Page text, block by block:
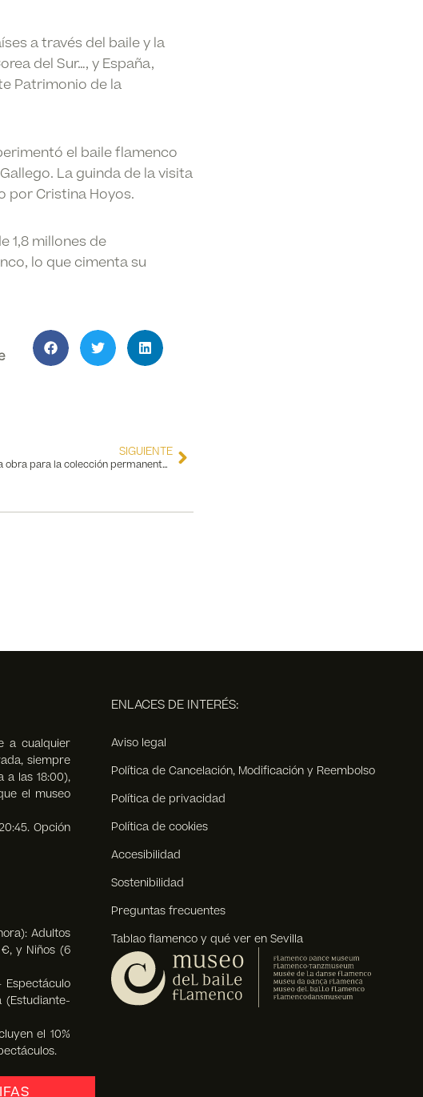
a través del baile y la
del Sur…, y España,
Patrimonio de la
el baile flamenco
La guinda de la visita
por Cristina Hoyos.
1,8 millones de
lo que cimenta su
SIGUIENTE
“Heartfelt Passion” nueva obra para la colección permanente del Museo del Baile Flamenco
a cualquier
siempre
a las 18:00),
el museo
Opción
Adultos
y Niños (6
Espectáculo
(Estudiante-
el 10%
ENLACES DE INTERÉS:
Aviso legal
Política de Cancelación, Modificación y Reembolso
Política de privacidad
Política de cookies
Accesibilidad
Sostenibilidad
Preguntas frecuentes
Tablao flamenco y qué ver en Sevilla